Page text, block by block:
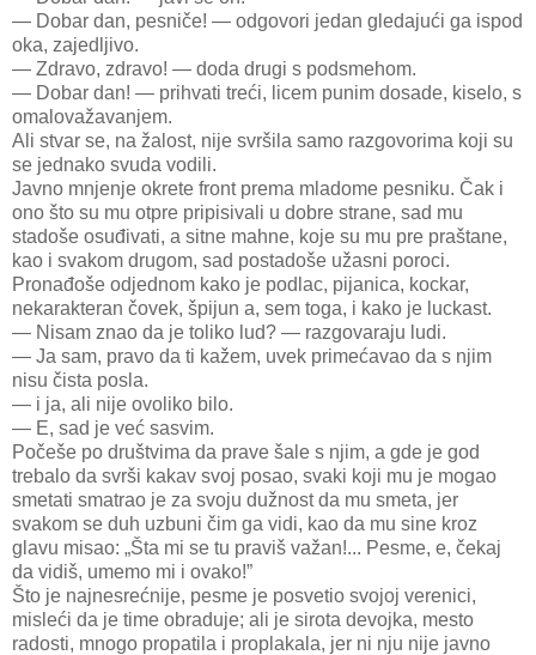
— Dobar dan, pesniče! — odgovori jedan gledajući ga ispod
oka, zajedljivo.
— Zdravo, zdravo! — doda drugi s podsmehom.
— Dobar dan! — prihvati treći, licem punim dosade, kiselo, s
omalovažavanjem.
Ali stvar se, na žalost, nije svršila samo razgovorima koji su
se jednako svuda vodili.
Javno mnjenje okrete front prema mladome pesniku. Čak i
ono što su mu otpre pripisivali u dobre strane, sad mu
stadoše osuđivati, a sitne mahne, koje su mu pre praštane,
kao i svakom drugom, sad postadoše užasni poroci.
Pronađoše odjednom kako je podlac, pijanica, kockar,
nekarakteran čovek, špijun a, sem toga, i kako je luckast.
— Nisam znao da je toliko lud? — razgovaraju ludi.
— Ja sam, pravo da ti kažem, uvek primećavao da s njim
nisu čista posla.
— i ja, ali nije ovoliko bilo.
— E, sad je već sasvim.
Počeše po društvima da prave šale s njim, a gde je god
trebalo da svrši kakav svoj posao, svaki koji mu je mogao
smetati smatrao je za svoju dužnost da mu smeta, jer
svakom se duh uzbuni čim ga vidi, kao da mu sine kroz
glavu misao: „Šta mi se tu praviš važan!... Pesme, e, čekaj
da vidiš, umemo mi i ovako!”
Što je najnesrećnije, pesme je posvetio svojoj verenici,
misleći da je time obraduje; ali je sirota devojka, mesto
radosti, mnogo propatila i proplakala, jer ni nju nije javno